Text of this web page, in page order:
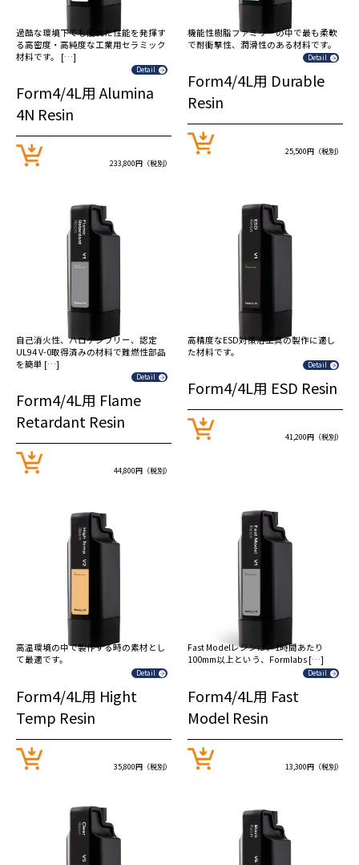
過酷な環境下でも優れた性能を発揮す
る高密度・高純度な工業用セラミック
材料です。 […]
Detail
Form4/4L用 Alumina
4N Resin
233,800円（税別）
機能性樹脂ファミリーの中で最も柔軟
で耐衝撃性、潤滑性のある材料です。
Detail
Form4/4L用 Durable
Resin
25,500円（税別）
自己消火性、ハロゲンフリー、認定
UL94 V-0取得済みの材料で難燃性部品
を簡単 […]
Detail
Form4/4L用 Flame
Retardant Resin
44,800円（税別）
高精度なESD対策治工具の製作に適し
た材料です。
Detail
Form4/4L用 ESD Resin
41,200円（税別）
高温環境の中で製作する時の素材とし
て最適です。
Detail
Form4/4L用 Hight
Temp Resin
35,800円（税別）
Fast Modelレジンは、1時間あたり
100mm以上という、Formlabs […]
Detail
Form4/4L用 Fast
Model Resin
13,300円（税別）